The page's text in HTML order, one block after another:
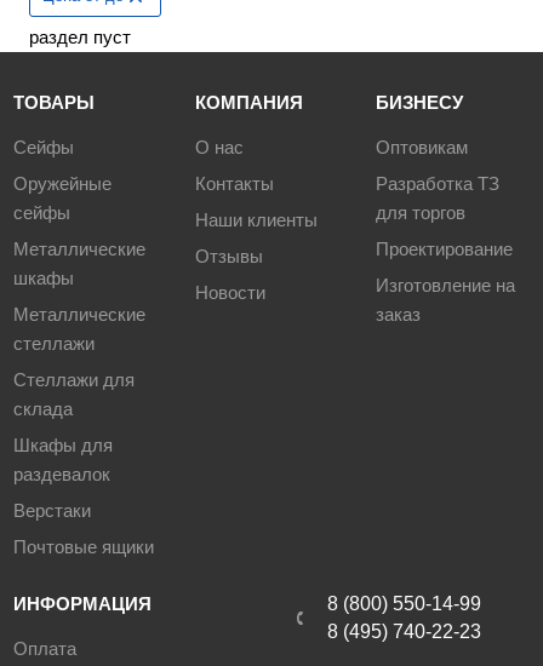
раздел пуст
ТОВАРЫ
Сейфы
Оружейные
сейфы
Металлические
шкафы
Металлические
стеллажи
Стеллажи для
склада
Шкафы для
раздевалок
Верстаки
Почтовые ящики
КОМПАНИЯ
О нас
Контакты
Наши клиенты
Отзывы
Новости
БИЗНЕСУ
Оптовикам
Разработка ТЗ
для торгов
Проектирование
Изготовление на
заказ
ИНФОРМАЦИЯ
Оплата
8 (800) 550-14-99
8 (495) 740-22-23